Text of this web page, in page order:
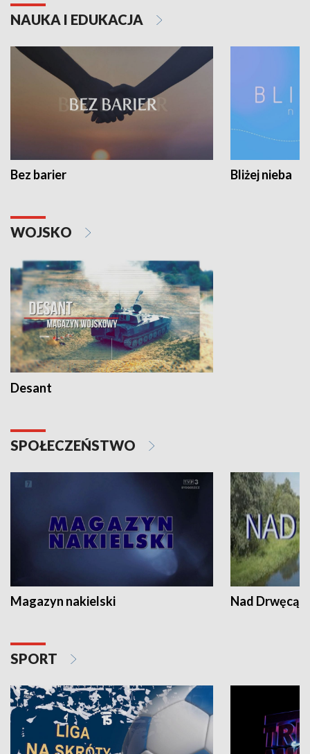
NAUKA I EDUKACJA
Bez barier Bliżej nieba
WOJSKO
Desant
SPOŁECZEŃSTWO
Magazyn nakielski Nad Drwęcą
SPORT